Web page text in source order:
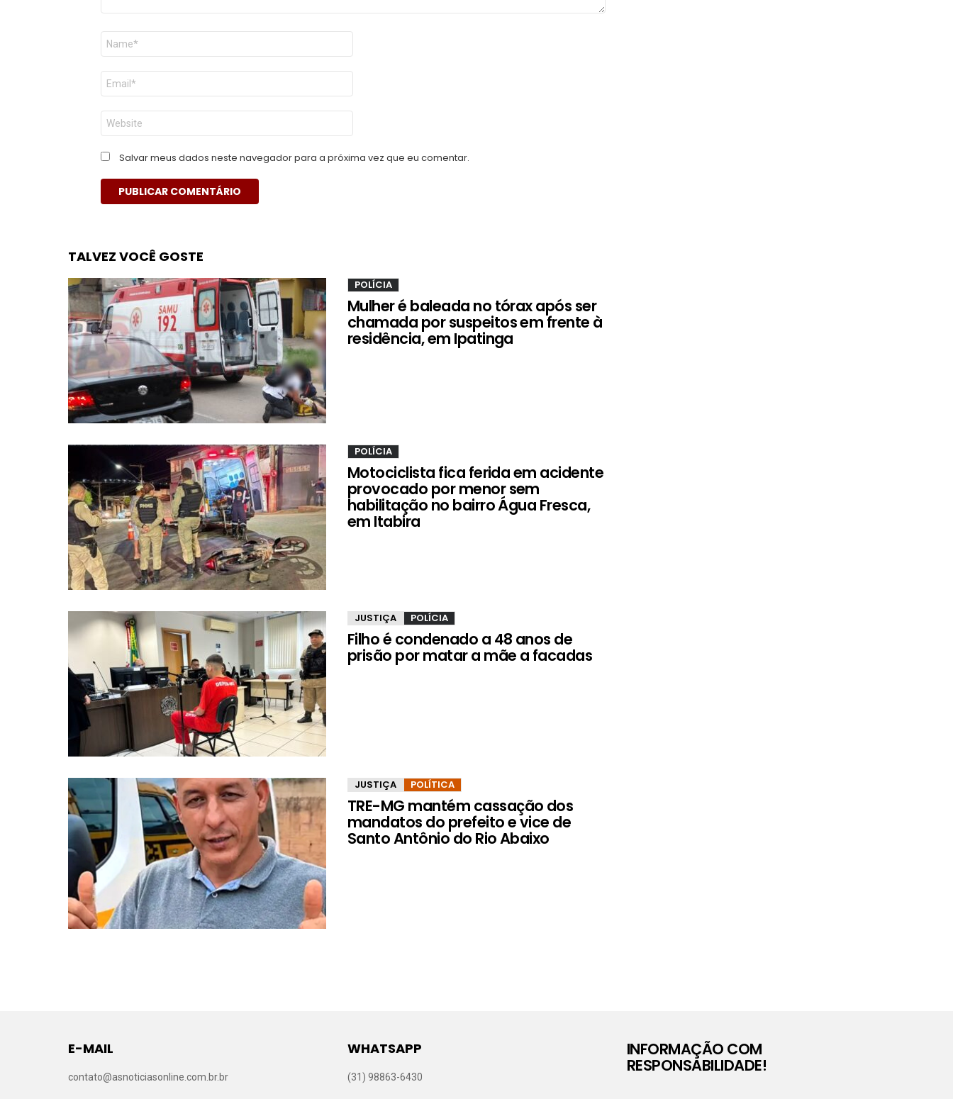
Nome
E-
mail
*
Site
Salvar meus dados neste navegador para a próxima vez que eu comentar.
TALVEZ VOCÊ GOSTE
POLÍCIA
Mulher é baleada no tórax após ser
chamada por suspeitos em frente à
residência, em Ipatinga
POLÍCIA
Motociclista fica ferida em acidente
provocado por menor sem
habilitação no bairro Água Fresca,
em Itabira
JUSTIÇA POLÍCIA
Filho é condenado a 48 anos de
prisão por matar a mãe a facadas
JUSTIÇA POLÍTICA
TRE-MG mantém cassação dos
mandatos do prefeito e vice de
Santo Antônio do Rio Abaixo
E-MAIL
contato@asnoticiasonline.com.br.br
WHATSAPP
(31) 98863-6430
INFORMAÇÃO COM
RESPONSABILIDADE!